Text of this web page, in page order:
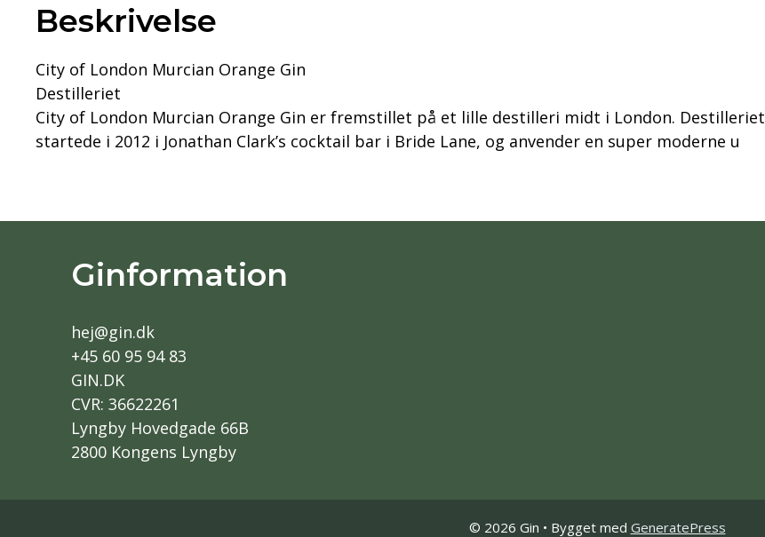
Beskrivelse
City of London Murcian Orange Gin
Destilleriet
City of London Murcian Orange Gin er fremstillet på et lille destilleri midt i London. Destilleriet
startede i 2012 i Jonathan Clark’s cocktail bar i Bride Lane, og anvender en super moderne u
Ginformation
hej@gin.dk
+45 60 95 94 83
GIN.DK
CVR: 36622261
Lyngby Hovedgade 66B
2800 Kongens Lyngby
© 2026 Gin • Bygget med GeneratePress